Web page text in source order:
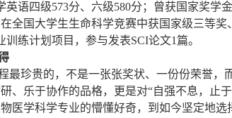
英语四级573分、六级580分；曾获国家奖
全国大学生生命科学竞赛中获国家级三等
练计划项目，参与发表SCI论文1篇。
最珍贵的，不是一张张奖状、一份份荣誉
、乐于协作的品格，更是对“自强不息，止
医学科学专业的懵懂好奇，到如今坚定地